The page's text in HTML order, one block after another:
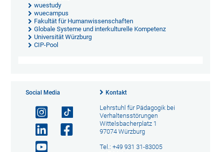
wuestudy
wuecampus
Fakultät für Humanwissenschaften
Globale Systeme und interkulturelle Kompetenz
Universität Würzburg
CIP-Pool
Social Media Kontakt
Lehrstuhl für Pädagogik bei
Verhaltensstörungen
Wittelsbacherplatz 1
97074 Würzburg
Tel.: +49 931 31-83005